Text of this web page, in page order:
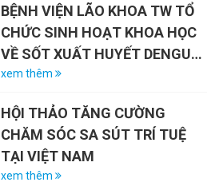
27/7/2026)
BỆNH VIỆN LÃO KHOA TW TỔ
CHỨC SINH HOẠT KHOA HỌC
VỀ SỐT XUẤT HUYẾT DENGUE
VÀ VAI TRÒ CỦA VẮC-XIN
xem thêm
HỘI THẢO TĂNG CƯỜNG
CHĂM SÓC SA SÚT TRÍ TUỆ
TẠI VIỆT NAM
xem thêm